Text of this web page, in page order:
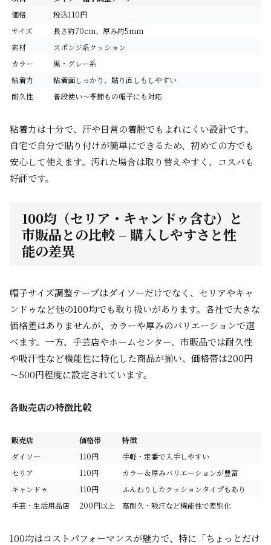
価格
税込110円
サイズ
長さ約70cm、厚み約5mm
素材
スポンジ系クッション
カラー
黒・グレー系
粘着力
粘着面しっかり、貼り直しもしやすい
耐久性
普段使い～季節もの帽子にも対応
粘着力は十分で、汗や日常の着脱でもよれにくい設計です。
自宅で自分で貼り付けが簡単にできるため、初めての方でも
安心して使えます。汚れた場合は取り替えやすく、コスパも
好評です。
100均（セリア・キャンドゥ含む）と
市販品との比較 – 購入しやすさと性
能の差異
帽子サイズ調整テープはダイソーだけでなく、セリアやキャ
ンドゥなど他の100均でも取り扱いがあります。各社で大きな
価格差はありませんが、カラーや厚みのバリエーションで選
べます。一方、手芸店やホームセンター、市販品では耐久性
や吸汗性など機能性に特化した商品が揃い、価格帯は200円
～500円程度に設定されています。
各販売店の特徴比較
販売店 価格帯
特徴
ダイソー
110円
手軽・定番で入手しやすい
セリア
110円
カラー＆厚みバリエーションが豊富
キャンドゥ
110円
ふんわりしたクッションタイプもあり
手芸・生活用品店
200円以上 高耐久・吸汗など機能性で差別化
100均はコストパフォーマンスが魅力で、特に「ちょっとだけ